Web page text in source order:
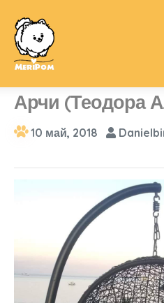
Арчи (Теодора
10 май, 2018